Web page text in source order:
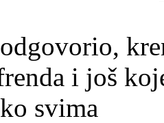
i još
svima